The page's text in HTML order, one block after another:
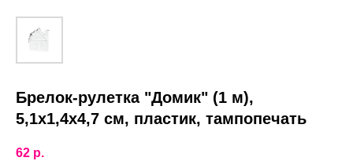
Брелок-рулетка "Домик" (1 м),
5,1х1,4х4,7 см, пластик, тампопечать
62 р.